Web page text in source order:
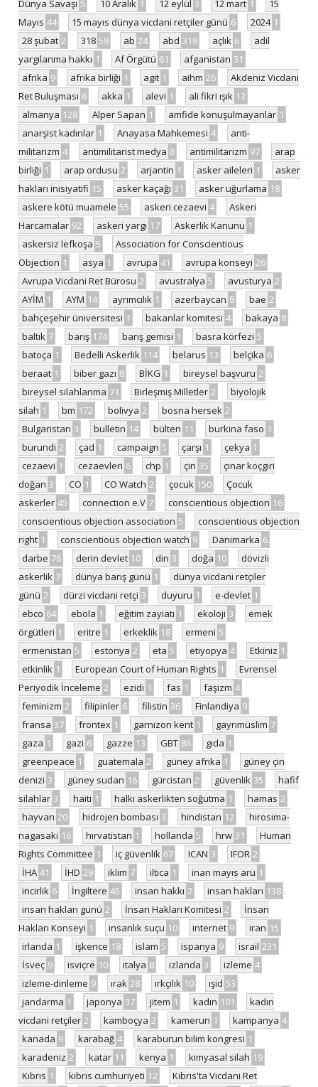
Dünya Savaşı 5 10 Aralık 1 12 eylül 3 12 mart 1
15
Mayıs 44 15 mayıs dünya vicdani retçiler günü 6 2024 1
28 şubat 2 318 59 ab 24 abd 319 açlık 6
adil
yargılanma hakkı 1 Af Örgütü 61 afganistan 31
afrika 9 afrika birliği 1 agit 1 aihm 26
Akdeniz Vicdani
Ret Buluşması 6 akka 1 alevi 1 ali fikri ışık 13
almanya 128 Alper Sapan 1 amfide konuşulmayanlar 1
anarşist kadınlar 1 Anayasa Mahkemesi 4
anti-
militarizm 4 antimilitarist medya 8 antimilitarizm 97
arap
birliği 1 arap ordusu 2 arjantin 1 asker aileleri 1
asker
hakları inisiyatifi 15 asker kaçağı 31 asker uğurlama 18
askere kötü muamele 55 askeri cezaevi 4
Askeri
Harcamalar 92 askeri yargı 17 Askerlik Kanunu 1
askersiz lefkoşa 5
Association for Conscientious
Objection 1 asya 1 avrupa 41 avrupa konseyi 26
Avrupa Vicdani Ret Bürosu 2 avustralya 5 avusturya 2
AYİM 1 AYM 14 ayrımcılık 1 azerbaycan 8 bae 2
bahçeşehir üniversitesi 1 bakanlar komitesi 4 bakaya 8
baltık 7 barış 174 barış gemisi 1 basra körfezi 5
batoça 1 Bedelli Askerlik 114 belarus 13 belçika 6
beraat 1 biber gazı 8 BİKG 1 bireysel başvuru 2
bireysel silahlanma 71 Birleşmiş Milletler 2
biyolojik
silah 1 bm 172 bolivya 2 bosna hersek 2
Bulgaristan 3 bulletin 14 bülten 11 burkina faso 1
burundi 2 çad 1 campaign 5 çarşı 1 çekya 1
cezaevi 1 cezaevleri 6 chp 1 çin 35
çınar koçgiri
doğan 3 CO 1 CO Watch 2 çocuk 150
Çocuk
askerler 45 connection e.V 7 conscientious objection 16
conscientious objection association 5
conscientious objection
right 1 conscientious objection watch 9 Danimarka 6
darbe 76 derin devlet 10 din 3 doğa 10
dövizli
askerlik 7 dünya barış günü 1
dünya vicdani retçiler
günü 2 dürzi vicdani retçi 3 duyuru 1 e-devlet 1
ebco 64 ebola 1 eğitim zayiatı 1 ekoloji 3
emek
örgütleri 1 eritre 1 erkeklik 18 ermeni 5
ermenistan 5 estonya 2 eta 5 etiyopya 4 Etkiniz 1
etkinlik 1 European Court of Human Rights 1
Evrensel
Periyodik İnceleme 2 ezidi 1 fas 1 faşizm 4
feminizm 2 filipinler 6 filistin 36 Finlandiya 9
fransa 37 frontex 1 garnizon kent 1 gayrimüslim 7
gaza 1 gazi 6 gazze 13 GBT 86 gıda 1
greenpeace 1 guatemala 2 güney afrika 1
güney çin
denizi 3 güney sudan 16 gürcistan 2 güvenlik 35
hafif
silahlar 3 haiti 1 halkı askerlikten soğutma 1 hamas 2
hayvan 20 hidrojen bombası 3 hindistan 12
hirosima-
nagasaki 16 hırvatistan 1 hollanda 5 hrw 31
Human
Rights Committee 1 iç güvenlik 67 ICAN 3 IFOR 2
İHA 41 İHD 29 iklim 7 iltica 1 inan mayıs aru 1
incirlik 6 İngiltere 45 insan hakkı 2 insan hakları 138
insan hakları günü 2 İnsan Hakları Komitesi 2
İnsan
Hakları Konseyi 1 insanlık suçu 10 internet 9 iran 15
irlanda 1 işkence 18 islam 5 ispanya 9 israil 231
İsveç 9 isviçre 10 italya 8 izlanda 3 izleme 4
izleme-dinleme 9 ırak 28 ırkçılık 10 ışid 53
jandarma 1 japonya 37 jitem 1 kadın 101
kadın
vicdani retçiler 2 kamboçya 2 kamerun 1 kampanya 4
kanada 9 karabağ 4 karaburun bilim kongresi 1
karadeniz 2 katar 11 kenya 1 kimyasal silah 19
Kıbrıs 1 kıbrıs cumhuriyeti 12
Kıbrıs'ta Vicdani Ret